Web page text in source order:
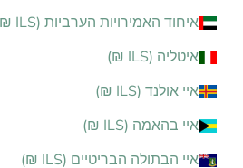
איחוד האמירויות הערביות (ILS ₪)
איטליה (ILS ₪)
איי אולנד (ILS ₪)
איי בהאמה (ILS ₪)
איי הבתולה הבריטיים (ILS ₪)